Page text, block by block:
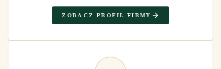
ZOBACZ PROFIL FIRMY